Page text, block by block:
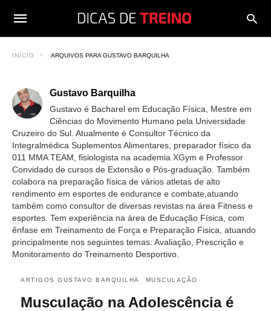
INÍCIO ARQUIVOS PARA GUSTAVO BARQUILHA
Gustavo Barquilha
Gustavo é Bacharel em Educação Física, Mestre em
Ciências do Movimento Humano pela Universidade
Cruzeiro do Sul. Atualmente é Consultor Técnico da
Integralmédica Suplementos Alimentares, preparador físico da
011 MMA TEAM, fisiologista na academia XGym e Professor
Convidado de cursos de Extensão e Pós-graduação. Também
colabora na preparação física de vários atletas de alto
rendimento em esportes de endurance e combate,atuando
também como consultor de diversas revistas na área Fitness e
esportes. Tem experiência na área de Educação Física, com
ênfase em Treinamento de Força e Preparação Fisica, atuando
principalmente nos seguintes temas: Avaliação, Prescrição e
Monitoramento do Treinamento Desportivo.
ARTIGOS GUSTAVO BARQUILHA MUSCULAÇÃO
Musculação na Adolescência é